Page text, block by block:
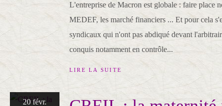
L'entreprise de Macron est globale : faire place
MEDEF, les marché financiers ... Et pour cela
syndicaux qui n'ont pas abdiqué devant
conquis notamment en contrôle...
LIRE LA SUITE
20 févr.